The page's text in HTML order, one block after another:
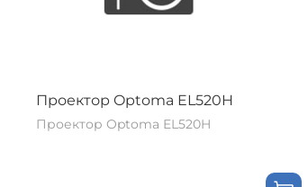
Проектор Optoma EL520H
Проектор Optoma EL520H